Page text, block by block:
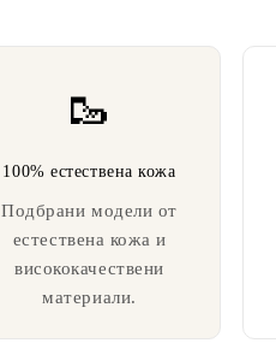
🥾
100% естествена кожа
Подбрани модели от
естествена кожа и
висококачествени
материали.